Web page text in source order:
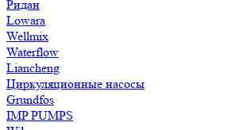
Ридан
Lowara
Wellmix
Waterflow
Liancheng
Циркуляционные насосы
Grundfos
IMP PUMPS